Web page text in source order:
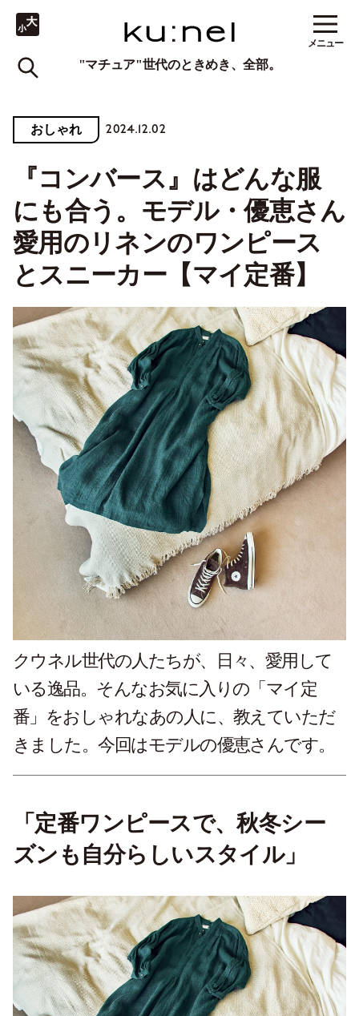
"マチュア"世代のときめき、全部。
メニュー
おしゃれ 2024.12.02
『コンバース』はどんな服
にも合う。モデル・優恵さん
愛用のリネンのワンピース
とスニーカー【マイ定番】
クウネル世代の人たちが、日々、愛用して
いる逸品。そんなお気に入りの「マイ定
番」をおしゃれなあの人に、教えていただ
きました。今回はモデルの優恵さんです。
「定番ワンピースで、秋冬シー
ズンも自分らしいスタイル」